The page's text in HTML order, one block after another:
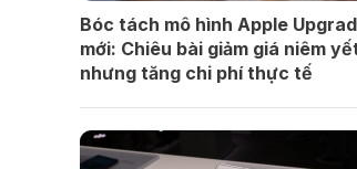
Bóc tách mô hình Apple
mới: Chiêu bài giảm giá niêm
nhưng tăng chi phí thực tế